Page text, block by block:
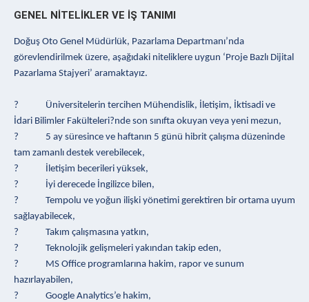
GENEL NİTELİKLER VE İŞ TANIMI
Doğuş Oto Genel Müdürlük, Pazarlama Departmanı’nda
görevlendirilmek üzere, aşağıdaki niteliklere uygun ‘Proje Bazlı Dijital
Pazarlama Stajyeri’ aramaktayız.
? Üniversitelerin tercihen Mühendislik, İletişim, İktisadi ve
İdari Bilimler Fakülteleri?nde son sınıfta okuyan veya yeni mezun,
? 5 ay süresince ve haftanın 5 günü hibrit çalışma düzeninde
tam zamanlı destek verebilecek,
? İletişim becerileri yüksek,
? İyi derecede İngilizce bilen,
? Tempolu ve yoğun ilişki yönetimi gerektiren bir ortama uyum
sağlayabilecek,
? Takım çalışmasına yatkın,
? Teknolojik gelişmeleri yakından takip eden,
? MS Office programlarına hakim, rapor ve sunum
hazırlayabilen,
? Google Analytics’e hakim,